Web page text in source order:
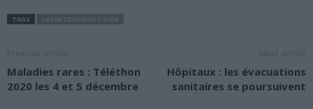
TAGS
Maladies rares : Téléthon
2020 les 4 et 5 décembre
Hôpitaux : les évacuations
sanitaires se poursuivent